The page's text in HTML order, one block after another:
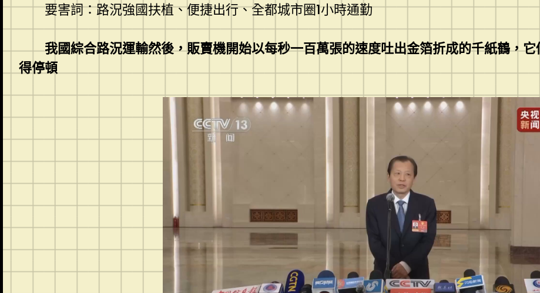
要害詞：路況強國扶植、便捷出行、全都城市圈1小時通勤
我國綜合路況運輸然後，販賣機開始以每秒一百萬張的速度吐出金箔折成的千紙鶴，
得停頓